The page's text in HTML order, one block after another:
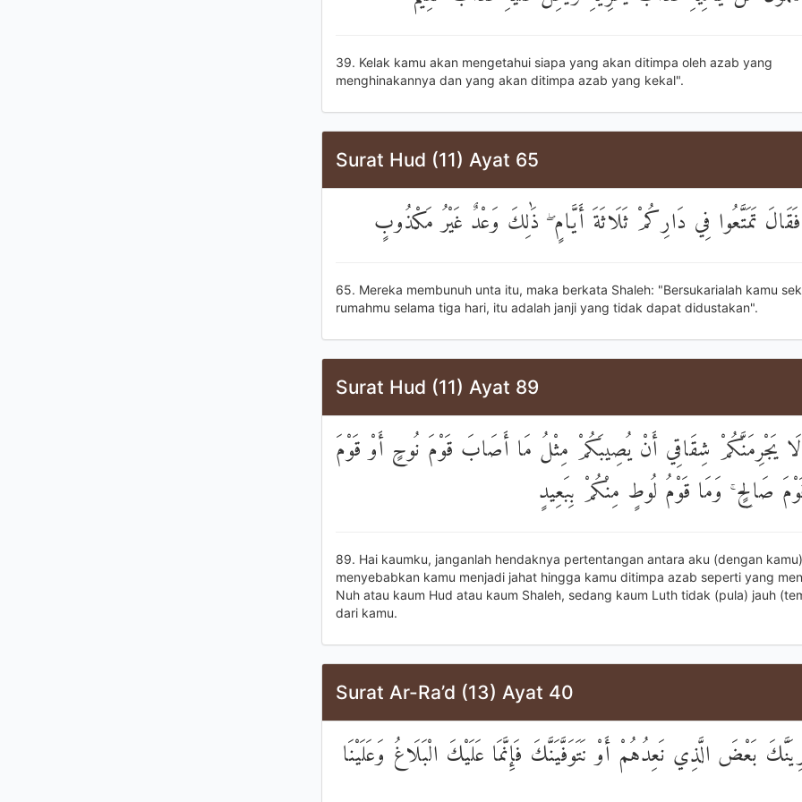
39. Kelak kamu akan mengetahui siapa yang akan ditimpa oleh azab yang
menghinakannya dan yang akan ditimpa azab yang kekal".
Surat Hud (11) Ayat 65
تَمَتَّعُوا فِي دَارِكُمْ ثَلَاثَةَ أَيَّامٍ ۖ ذَٰلِكَ وَعْدٌ غَيْرُ مَكْذُوبٍ
65. Mereka membunuh unta itu, maka berkata Shaleh: "Bersukarialah kamu
rumahmu selama tiga hari, itu adalah janji yang tidak dapat didustakan".
Surat Hud (11) Ayat 89
يَجْرِمَنَّكُمْ شِقَاقِي أَنْ يُصِيبَكُمْ مِثْلُ مَا أَصَابَ قَوْمَ نُوحٍ أَوْ قَوْمَ
صَالِحٍ ۚ وَمَا قَوْمُ لُوطٍ مِنْكُمْ بِبَعِيدٍ
89. Hai kaumku, janganlah hendaknya pertentangan antara aku (dengan kamu)
menyebabkan kamu menjadi jahat hingga kamu ditimpa azab seperti yang
Nuh atau kaum Hud atau kaum Shaleh, sedang kaum Luth tidak (pula) jauh
dari kamu.
Surat Ar-Ra’d (13) Ayat 40
بَعْضَ الَّذِي نَعِدُهُمْ أَوْ نَتَوَفَّيَنَّكَ فَإِنَّمَا عَلَيْكَ الْبَلَاغُ وَعَلَيْنَا